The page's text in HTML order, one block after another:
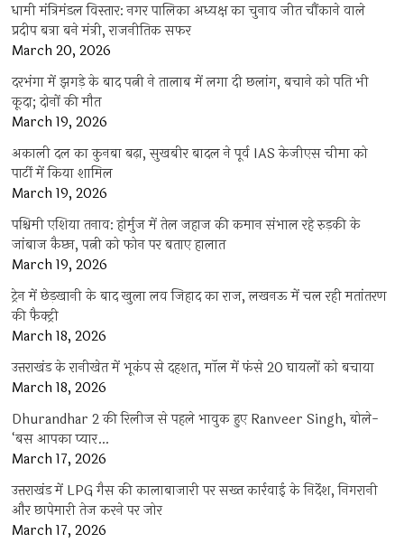
धामी मंत्रिमंडल विस्तार: नगर पालिका अध्यक्ष का चुनाव जीत चौंकाने वाले
प्रदीप बत्रा बने मंत्री, राजनीतिक सफर
March 20, 2026
दरभंगा में झगड़े के बाद पत्नी ने तालाब में लगा दी छलांग, बचाने को पति भी
कूदा; दोनों की मौत
March 19, 2026
अकाली दल का कुनबा बढ़ा, सुखबीर बादल ने पूर्व IAS केजीएस चीमा को
पार्टी में किया शामिल
March 19, 2026
पश्चिमी एशिया तनाव: होर्मुज में तेल जहाज की कमान संभाल रहे रुड़की के
जांबाज कैप्टन, पत्नी को फोन पर बताए हालात
March 19, 2026
ट्रेन में छेड़खानी के बाद खुला लव जिहाद का राज, लखनऊ में चल रही मतांतरण
की फैक्ट्री
March 18, 2026
उत्तराखंड के रानीखेत में भूकंप से दहशत, मॉल में फंसे 20 घायलों को बचाया
March 18, 2026
Dhurandhar 2 की रिलीज से पहले भावुक हुए Ranveer Singh, बोले-
‘बस आपका प्यार…
March 17, 2026
उत्तराखंड में LPG गैस की कालाबाजारी पर सख्त कार्रवाई के निर्देश, निगरानी
और छापेमारी तेज करने पर जोर
March 17, 2026